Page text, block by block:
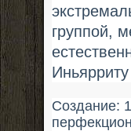
группой,
Создание: